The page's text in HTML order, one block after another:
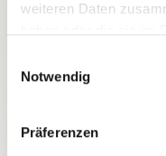
weiteren Daten
Notwendig
Präferenzen
Passwort: